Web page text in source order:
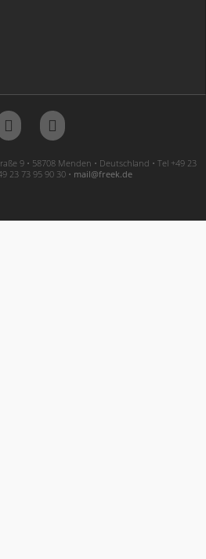
9 • 58708 Menden • Deutschland • Tel +49 23
23 73 95 90 30 • ed.keerf@liam